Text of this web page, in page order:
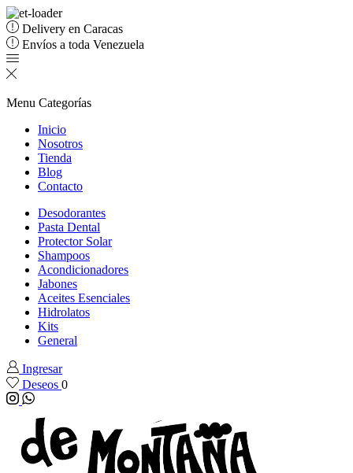
Delivery en Caracas
Envíos a toda Venezuela
Menu Categorías
Inicio
Nosotros
Tienda
Blog
Contacto
Desodorantes
Pasta Dental
Protector Solar
Shampoos
Acondicionadores
Jabones
Aceites Esenciales
Hidrolatos
Kits
General
Ingresar
Deseos 0
Instagram
Whatsapp